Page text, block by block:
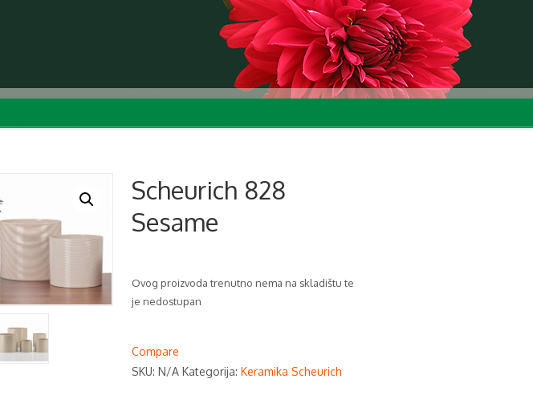
Scheurich 828
Sesame
Ovog proizvoda trenutno nema na skladištu te
je nedostupan
Compare
SKU: N/A Kategorija: Keramika Scheurich